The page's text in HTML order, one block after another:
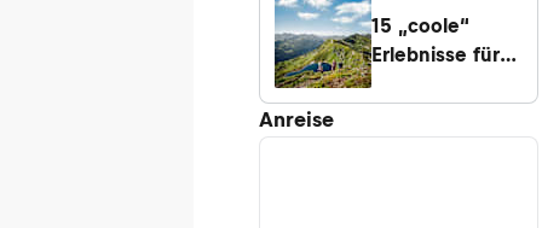
15 „coole“
Erlebnisse für
Anreise